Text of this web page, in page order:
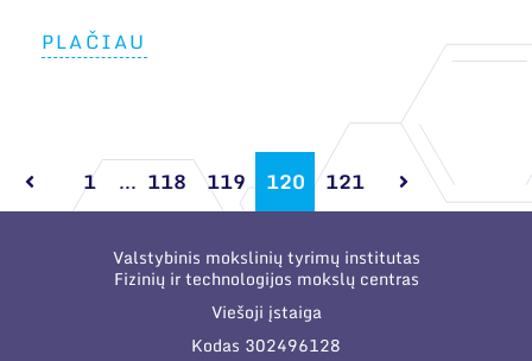
PLAČIAU
1 ... 118 119 120 121
Valstybinis mokslinių tyrimų institutas
Fizinių ir technologijos mokslų centras
Viešoji įstaiga
Kodas 302496128